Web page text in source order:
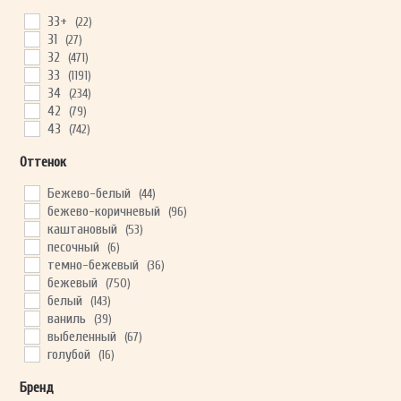
Ваши данные не будут переданы третьим лицам
33+
(22)
31 (27)
32 (471)
33 (1191)
34 (234)
42 (79)
43 (742)
Оттенок
Бежево-белый
(44)
бежево-коричневый (96)
каштановый (53)
песочный (6)
темно-бежевый (36)
бежевый (750)
белый (143)
ваниль (39)
выбеленный (67)
голубой (16)
желто-коричневый
Бренд